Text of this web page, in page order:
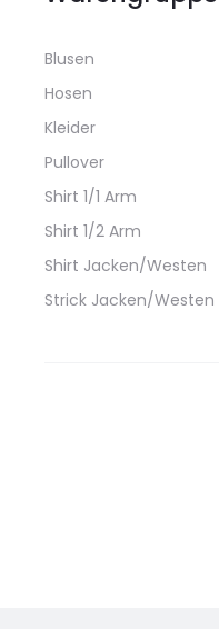
Blusen
Hosen
Kleider
Pullover
Shirt 1/1 Arm
Shirt 1/2 Arm
Shirt Jacken/Westen
Strick Jacken/Westen